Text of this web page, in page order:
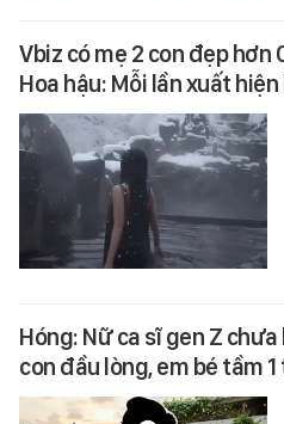
Vbiz có mẹ 2 con đẹp hơn
Hoa hậu: Mỗi lần xuất
Hóng: Nữ ca sĩ gen Z
con đầu lòng, em bé tầm